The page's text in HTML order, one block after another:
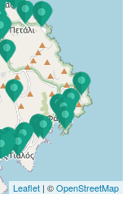
Leaflet | ©OpenStreetMap